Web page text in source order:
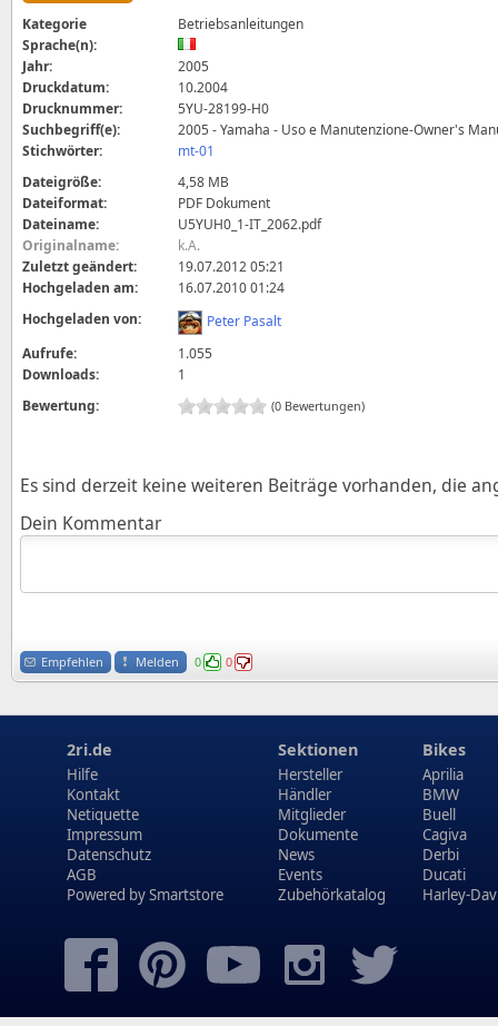
Kategorie
Betriebsanleitungen
Sprache(n):
Jahr:
2005
Druckdatum:
10.2004
Drucknummer:
5YU-28199-H0
Suchbegriff(e):
2005 - Yamaha - Uso e Manutenzione-Owner's
Stichwörter:
mt-01
Dateigröße:
4,58 MB
Dateiformat:
PDF Dokument
Dateiname:
U5YUH0_1-IT_2062.pdf
Originalname:
k.A.
Zuletzt geändert:
19.07.2012 05:21
Hochgeladen am:
16.07.2010 01:24
Hochgeladen von:
Peter Pasalt
Aufrufe:
1.055
Downloads:
1
Bewertung:
(0 Bewertungen)
Es sind derzeit keine weiteren Beiträge vorhanden, die
Dein Kommentar
Empfehlen Melden 0 0
2ri.de
Hilfe
Kontakt
Netiquette
Impressum
Datenschutz
AGB
Powered bySmartstore
Sektionen
Hersteller
Händler
Mitglieder
Dokumente
News
Events
Zubehörkatalog
Bikes
Aprilia
BMW
Buell
Cagiva
Derbi
Ducati
Harley-